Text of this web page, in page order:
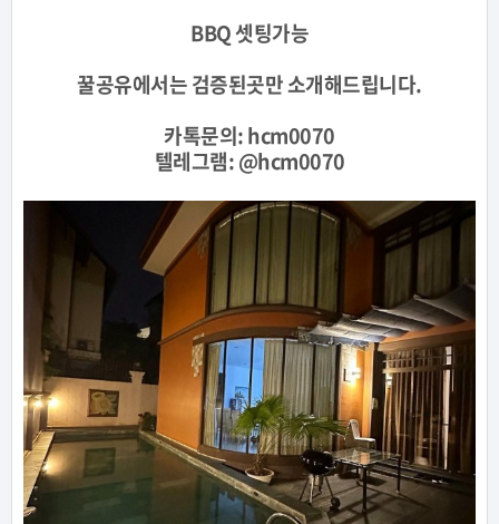
BBQ 셋팅가능
꿀공유에서는 검증된곳만 소개해드립니다.
카톡문의:hcm0070
텔레그램: @hcm0070